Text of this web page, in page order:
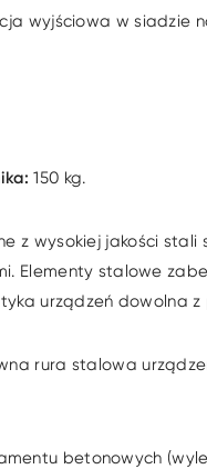
wyjściowa w siadzie
150 kg.
z wysokiej jakości
Elementy stalowe
urządzeń dowolna z
rura stalowa
betonowych